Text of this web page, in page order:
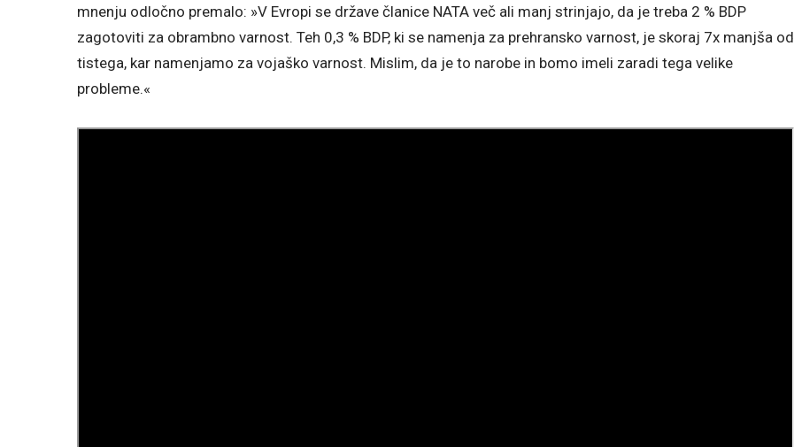
mnenju odločno premalo: »V Evropi se države članice NATA več ali manj strinjajo, da je treba 2 % BDP
zagotoviti za obrambno varnost. Teh 0,3 % BDP, ki se namenja za prehransko varnost, je skoraj 7x manjša od
tistega, kar namenjamo za vojaško varnost. Mislim, da je to narobe in bomo imeli zaradi tega velike
probleme.«